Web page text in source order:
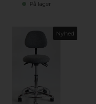
På lager
Nyhed